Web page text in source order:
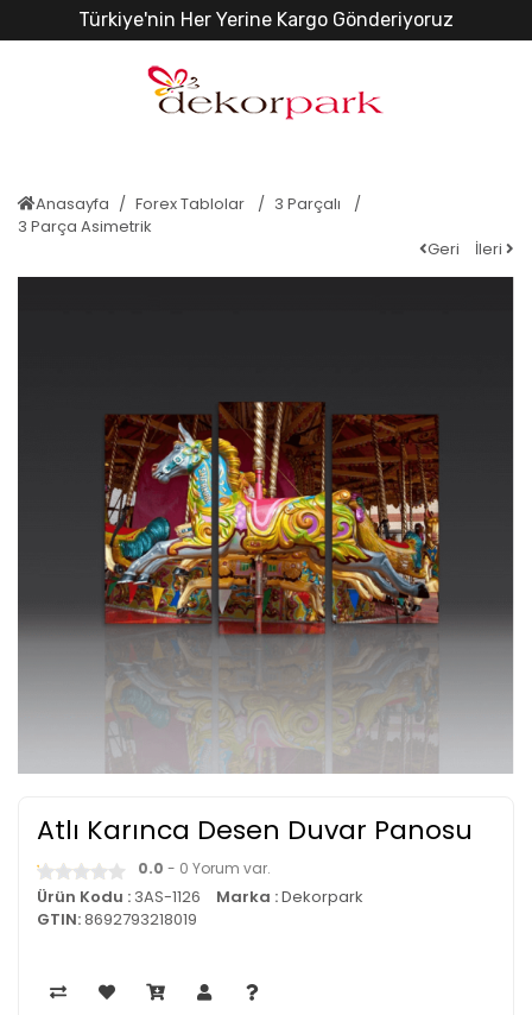
Türkiye'nin Her Yerine Kargo Gönderiyoruz
Anasayfa Forex Tablolar
3 Parçalı
3 Parça Asimetrik
Geri
İleri
Atlı Karınca Desen Duvar Panosu
0.0 - 0 Yorum var.
Ürün Kodu : 3AS-1126 Marka :Dekorpark
GTIN:8692793218019